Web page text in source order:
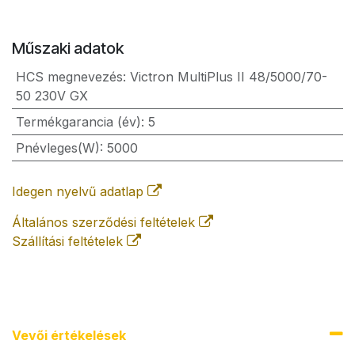
Műszaki adatok
HCS megnevezés: Victron MultiPlus II 48/5000/70-
50 230V GX
Termékgarancia (év): 5
Pnévleges(W): 5000
Idegen nyelvű adatlap
Általános szerződési feltételek
Szállítási feltételek
Vevői értékel​ések